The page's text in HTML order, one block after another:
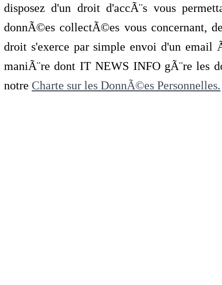
disposez d'un droit d'accÃ¨s vous
donnÃ©es collectÃ©es vous concernant,
droit s'exerce par simple envoi d'un
maniÃ¨re dont IT NEWS INFO gÃ¨re les
notre Charte sur les DonnÃ©es Personnelles.